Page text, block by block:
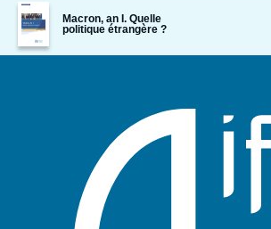
Image
de
couverture
de
Macron, an I. Quelle
politique étrangère ?